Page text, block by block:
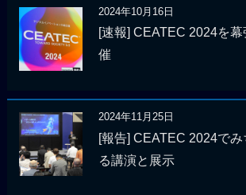
2024年10月16日
[速報] CEATEC 2024を
催
2024年11月25日
[報告] CEATEC 2024で
る講演と展示